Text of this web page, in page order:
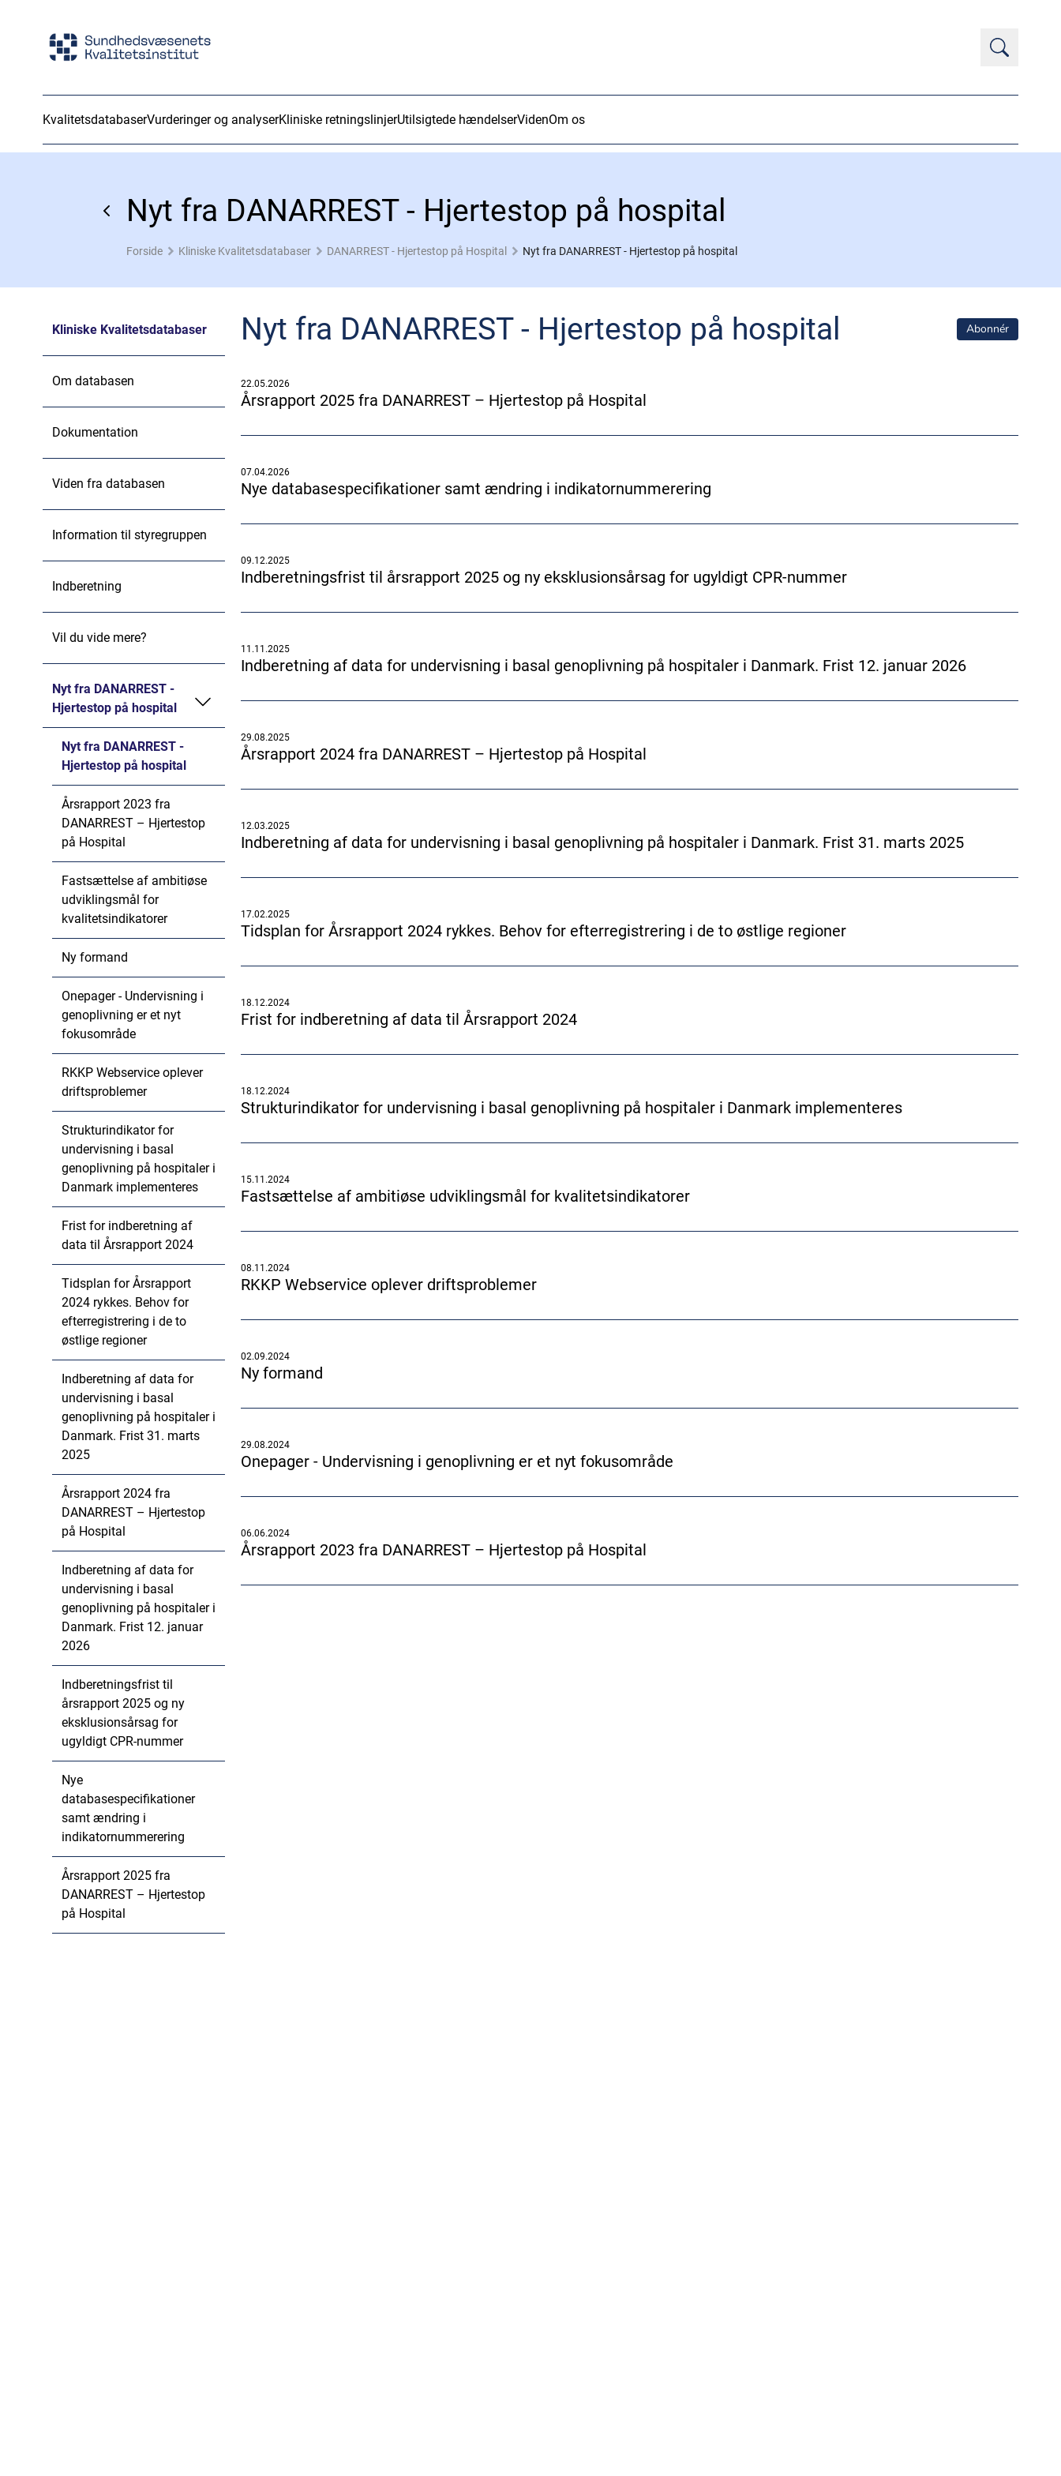
KvalitetsdatabaserVurderinger og analyserKliniske retningslinjerUtilsigtede hændelserVidenOm os
Nyt fra DANARREST - Hjertestop på hospital
Forside Kliniske Kvalitetsdatabaser DANARREST - Hjertestop på Hospital Nyt fra DANARREST - Hjertestop på hospital
Kliniske Kvalitetsdatabaser
Om databasen
Dokumentation
Viden fra databasen
Information til styregruppen
Indberetning
Vil du vide mere?
Nyt fra DANARREST -
Hjertestop på hospital
Nyt fra DANARREST -
Hjertestop på hospital
Årsrapport 2023 fra
DANARREST – Hjertestop
på Hospital
Fastsættelse af ambitiøse
udviklingsmål for
kvalitetsindikatorer
Ny formand
Onepager - Undervisning i
genoplivning er et nyt
fokusområde
RKKP Webservice oplever
driftsproblemer
Strukturindikator for
undervisning i basal
genoplivning på hospitaler i
Danmark implementeres
Frist for indberetning af
data til Årsrapport 2024
Tidsplan for Årsrapport
2024 rykkes. Behov for
efterregistrering i de to
østlige regioner
Indberetning af data for
undervisning i basal
genoplivning på hospitaler i
Danmark. Frist 31. marts
2025
Årsrapport 2024 fra
DANARREST – Hjertestop
på Hospital
Indberetning af data for
undervisning i basal
genoplivning på hospitaler i
Danmark. Frist 12. januar
2026
Indberetningsfrist til
årsrapport 2025 og ny
eksklusionsårsag for
ugyldigt CPR-nummer
Nye
databasespecifikationer
samt ændring i
indikatornummerering
Årsrapport 2025 fra
DANARREST – Hjertestop
på Hospital
Nyt fra DANARREST - Hjertestop på hospital Abonnér
22.05.2026
Årsrapport 2025 fra DANARREST – Hjertestop på Hospital
07.04.2026
Nye databasespecifikationer samt ændring i indikatornummerering
09.12.2025
Indberetningsfrist til årsrapport 2025 og ny eksklusionsårsag for ugyldigt CPR-nummer
11.11.2025
Indberetning af data for undervisning i basal genoplivning på hospitaler i Danmark. Frist 12. januar 2026
29.08.2025
Årsrapport 2024 fra DANARREST – Hjertestop på Hospital
12.03.2025
Indberetning af data for undervisning i basal genoplivning på hospitaler i Danmark. Frist 31. marts 2025
17.02.2025
Tidsplan for Årsrapport 2024 rykkes. Behov for efterregistrering i de to østlige regioner
18.12.2024
Frist for indberetning af data til Årsrapport 2024
18.12.2024
Strukturindikator for undervisning i basal genoplivning på hospitaler i Danmark implementeres
15.11.2024
Fastsættelse af ambitiøse udviklingsmål for kvalitetsindikatorer
08.11.2024
RKKP Webservice oplever driftsproblemer
02.09.2024
Ny formand
29.08.2024
Onepager - Undervisning i genoplivning er et nyt fokusområde
06.06.2024
Årsrapport 2023 fra DANARREST – Hjertestop på Hospital